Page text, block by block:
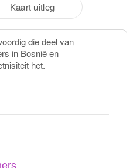
Kaart uitleg
die deel van
in Bosnië en
het.